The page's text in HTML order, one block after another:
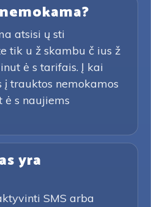
atsisi ų sti
tik u ž skambu č ius ž
ė s tarifais. Į kai
trauktos nemokamos
ė s naujiems
yra
SMS arba